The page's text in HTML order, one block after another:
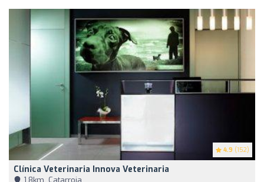
4.9 (152)
Clínica Veterinaria Innova Veterinaria